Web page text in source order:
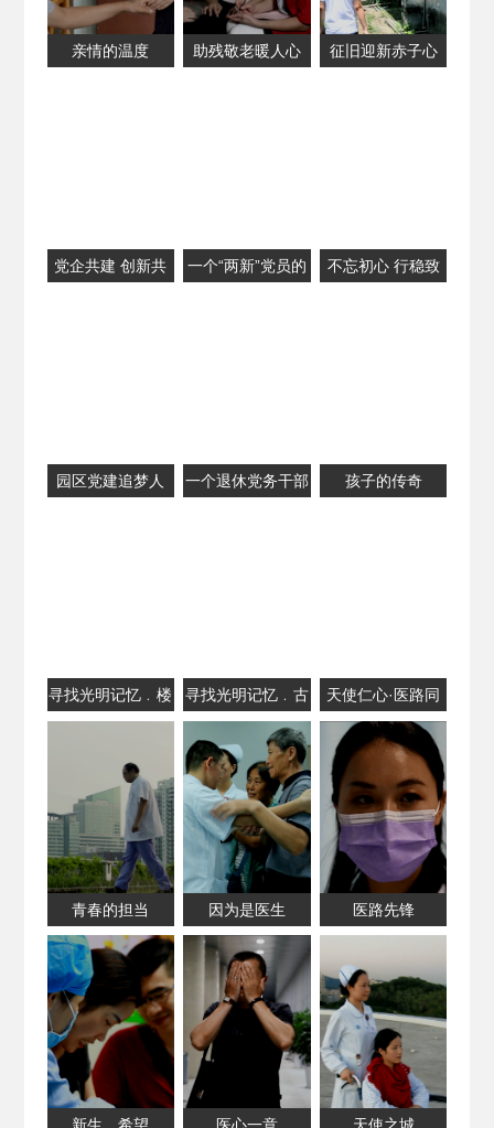
亲情的温度 助残敬老暖人心 征旧迎新赤子心
党企共建 创新共
一个“两新”党员的
不忘初心 行稳致
园区党建追梦人
一个退休党务干部
孩子的传奇
寻找光明记忆﹒楼
寻找光明记忆﹒古
天使仁心·医路同
行
青春的担当 因为是医生 医路先锋
新生，希望 医心一意 天使之城